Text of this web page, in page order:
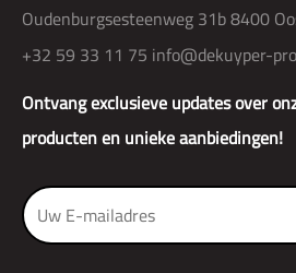
Ontvang exclusieve updates over
producten en unieke aanbiedingen!
Oudenburgsesteenweg 31b 8400
+32 59 33 11 75 info@dekuyper-